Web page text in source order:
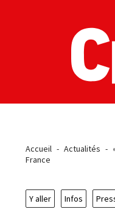
Fil
d'Ariane
Accueil Actualités
France
Y aller Infos